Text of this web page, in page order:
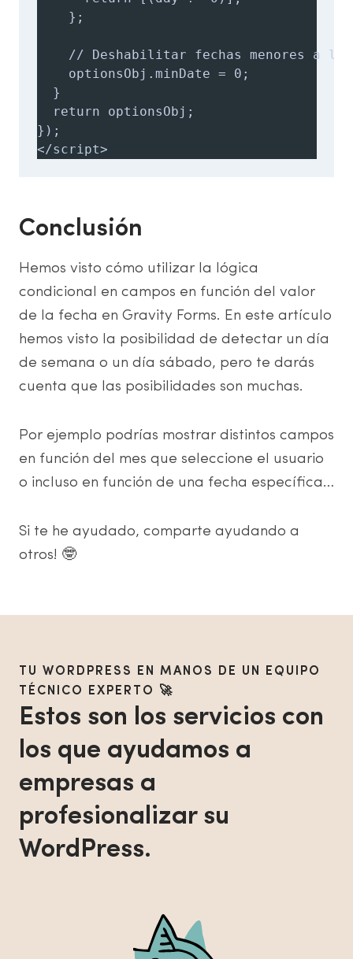
    };
// Deshabilitar fechas menores a la
    optionsObj.minDate = 0;
  }
  return optionsObj;
});
</script>
Conclusión
Hemos visto cómo utilizar la lógica
condicional en campos en función del valor
de la fecha en Gravity Forms. En este artículo
hemos visto la posibilidad de detectar un día
de semana o un día sábado, pero te darás
cuenta que las posibilidades son muchas.
Por ejemplo podrías mostrar distintos campos
en función del mes que seleccione el usuario
o incluso en función de una fecha específica…
Si te he ayudado, comparte ayudando a
otros! 🤓
TU WORDPRESS EN MANOS DE UN EQUIPO
TÉCNICO EXPERTO 🚀
Estos son los servicios con
los que ayudamos a
empresas a
profesionalizar su
WordPress.